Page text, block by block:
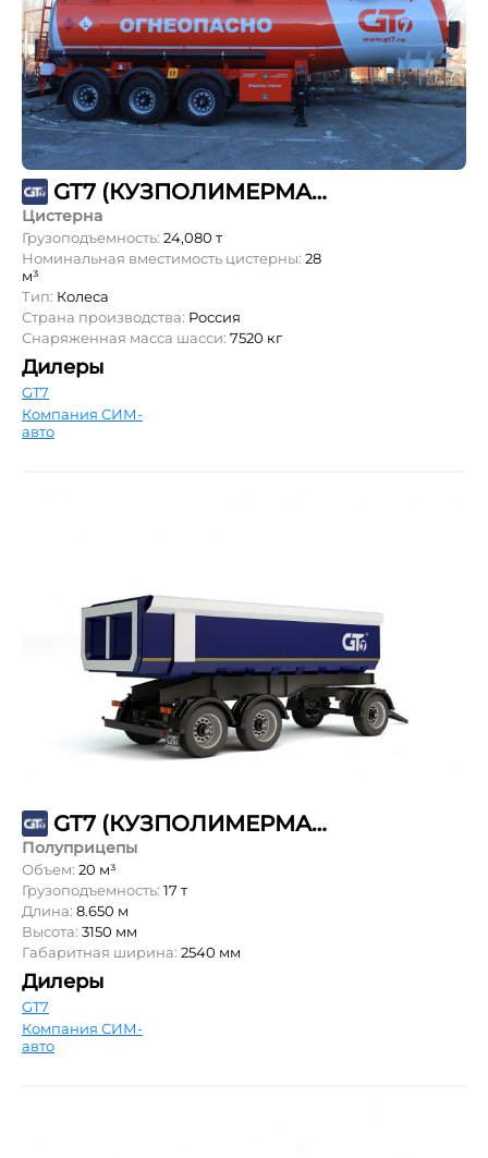
GT7 (КУЗПОЛИМЕРМАШ) ППЦ-28
Цистерна
Грузоподъемность: 24,080 т
Номинальная вместимость цистерны: 28
м³
Тип: Колеса
Страна производства: Россия
Снаряженная масса шасси: 7520 кг
Дилеры
GT7
Компания СИМ-
авто
GT7 (КУЗПОЛИМЕРМАШ) ПC-20
Полуприцепы
Объем: 20 м³
Грузоподъемность: 17 т
Длина: 8.650 м
Высота: 3150 мм
Габаритная ширина: 2540 мм
Дилеры
GT7
Компания СИМ-
авто